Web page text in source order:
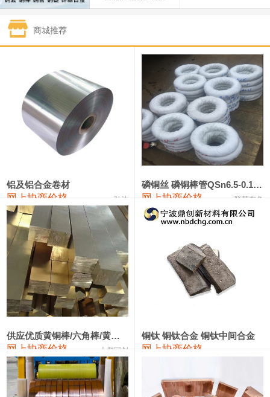
1#白银 15,100—15,110 15,105 -70
钯金
331,000 -10,000
89,000—95,000 92,000 1,000
2#锑 85,000—91,000 88,000 1,000
1#镁 17,000—18,000 17,500 0
18,900—19,100 19,000 100
1#电解锰(99.7%袋装) 18,000—18,200 18,100 100
1#铬 60,000—82,000
553#硅 9,300—9,500
441#硅 9,600—9,800 9,700
3303#硅 10,300—10,500 10,400
2202#硅 14,100—14,300
金属硅3303#-2202# 10,400—14,200 12,300 0
漆包线 111,970—115,970 113,970
商城推荐
铝及铝合金卷材
网上协商价格 弘达
磷铜丝 磷铜棒管QSn6.5-0.1 7-0.2 8-0.3
网上协商价格 联荣有色
供应优质黄铜棒/六角棒/黄铜方板
网上协商价格 十堰同创
铜钛 铜钛合金 铜钛中间合金
网上协商价格